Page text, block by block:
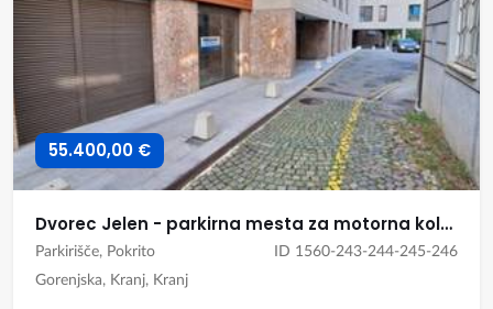
55.400,00 €
Dvorec Jelen - parkirna mesta za motorna kolesa
Parkirišče, Pokrito
ID 1560-243-244-245-246
Gorenjska, Kranj, Kranj